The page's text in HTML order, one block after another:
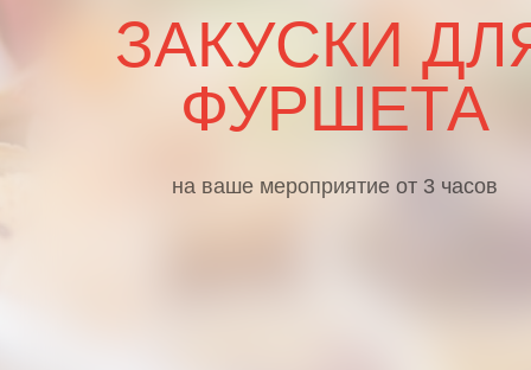
ЗАКУСКИ
ФУРШЕТА
на ваше мероприятие от 3 часов